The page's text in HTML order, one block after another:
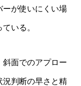
ーが使いにくい場
いる。
斜面でのアプロー
況判断の早さと精